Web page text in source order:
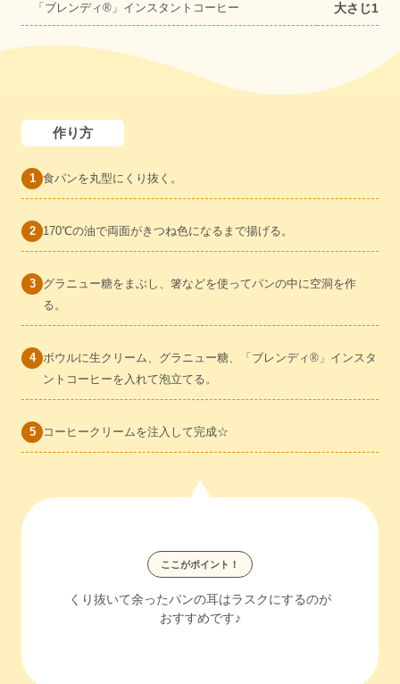
「ブレンディ®」インスタントコーヒー 大さじ1
作り方
食パンを丸型にくり抜く。
170℃の油で両面がきつね色になるまで揚げる。
グラニュー糖をまぶし、箸などを使ってパンの中に空洞を作
る。
ボウルに生クリーム、グラニュー糖、「ブレンディ®」インスタ
ントコーヒーを入れて泡立てる。
コーヒークリームを注入して完成☆
ここがポイント！
くり抜いて余ったパンの耳はラスクにするのが
おすすめです♪